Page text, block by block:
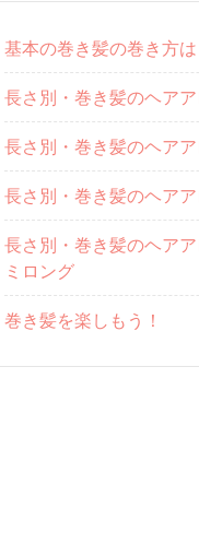
基本の巻き髪の巻き方は
長さ別・巻き髪のヘア
長さ別・巻き髪のヘア
長さ別・巻き髪のヘア
長さ別・巻き髪のヘア
ミロング
巻き髪を楽しもう！